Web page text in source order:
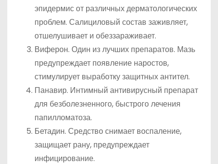
эпидермис от различных дерматологических
проблем. Салициловый состав заживляет,
отшелушивает и обеззараживает.
Виферон. Один из лучших препаратов. Мазь
предупреждает появление наростов,
стимулирует выработку защитных антител.
Панавир. Интимный антивирусный препарат
для безболезненного, быстрого лечения
папилломатоза.
Бетадин. Средство снимает воспаление,
защищает рану, предупреждает
инфицирование.